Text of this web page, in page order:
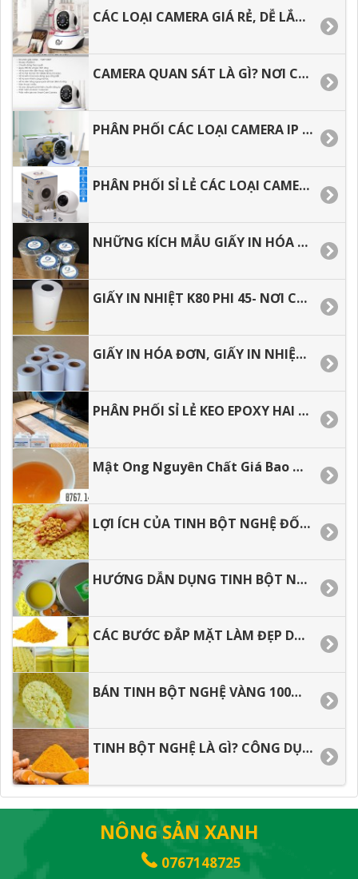
CÁC LOẠI CAMERA GIÁ RẺ, DỄ LẮP DẶT CHO GIA ĐÌNH.
CAMERA QUAN SÁT LÀ GÌ? NƠI CUNG CẤP CAMERA GIÁ RẺ CHO ĐẠI LÝ
PHÂN PHỐI CÁC LOẠI CAMERA IP WIFI GIÁ RẺ TẠI BÌNH DƯƠNG
PHÂN PHỐI SỈ LẺ CÁC LOẠI CAMERA IP WIFI GIÁ RẺ TẠI TP.HCM
NHỮNG KÍCH MẪU GIẤY IN HÓA ĐƠN HIỆN NAY
GIẤY IN NHIỆT K80 PHI 45- NƠI CUNG CẤP GIÁ SỈ.
GIẤY IN HÓA ĐƠN, GIẤY IN NHIỆT GIÁ RẺ
PHÂN PHỐI SỈ LẺ KEO EPOXY HAI THÀNH PHẦN ĐỔ BÀN, ĐỔ KHUÔN.
Mật Ong Nguyên Chất Giá Bao Nhiêu 1 LÍT
LỢI ÍCH CỦA TINH BỘT NGHỆ ĐỐI VỚI SỨC KHỎE
HƯỚNG DẪN DỤNG TINH BỘT NGHỆ HIỆU QUẢ TỐT NHẤT
CÁC BƯỚC ĐẮP MẶT LÀM ĐẸP DA VỚI TÍNH BỘT NGHỆ
BÁN TINH BỘT NGHỆ VÀNG 100% NGUYÊN CHẤT KHÔNG PHA TRỘN
TINH BỘT NGHỆ LÀ GÌ? CÔNG DỤNG TINH BỘT NGHỆ
NÔNG SẢN XANH
0767148725